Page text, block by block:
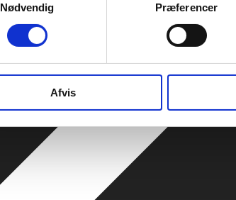
Nødvendig
Præferencer
Afvis